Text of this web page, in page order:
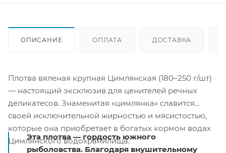
ОПИСАНИЕ ОПЛАТА ДОСТАВКА
Плотва вяленая крупная Цимлянская (180–250 г/шт)
— настоящий эксклюзив для ценителей речных
деликатесов. Знаменитая «цимлянка» славится
своей исключительной жирностью и мясистостью,
которые она приобретает в богатых кормом водах
Цимлянского водохранилища.
Эта плотва — гордость южного
рыболовства. Благодаря внушительному